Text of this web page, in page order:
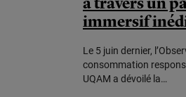
immersif
Le 5 juin dernier,
consommation
UQAM a dévoilé la…